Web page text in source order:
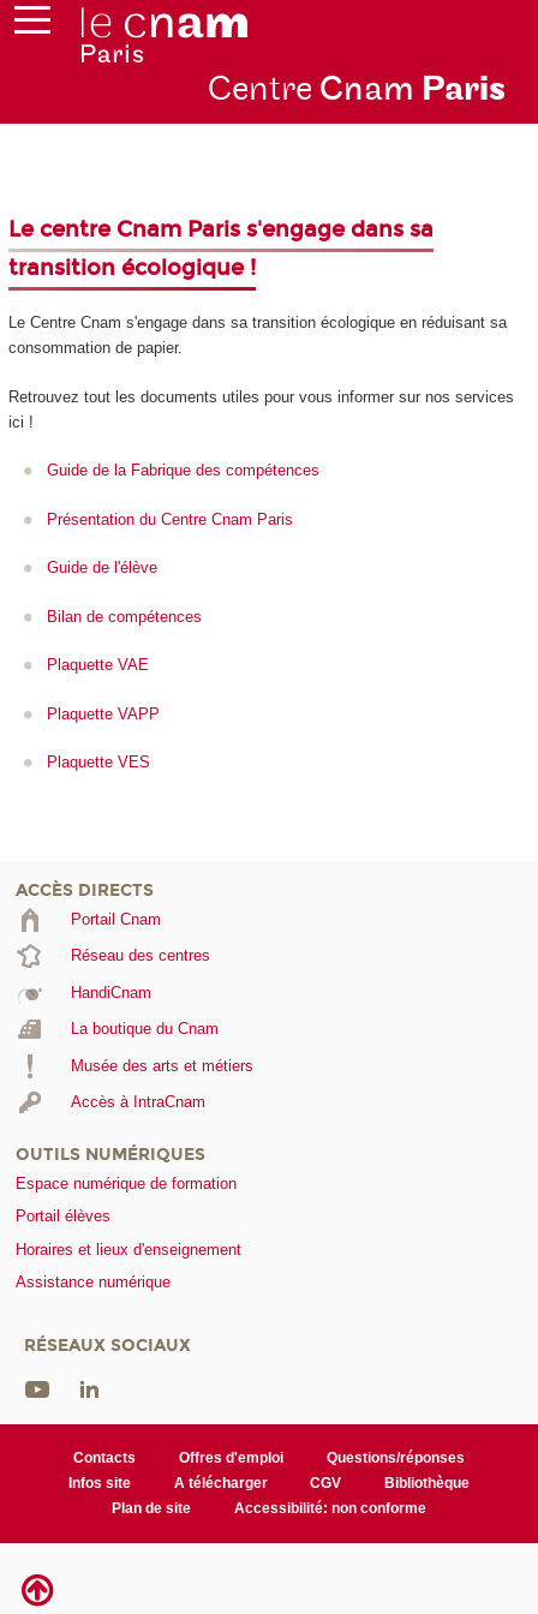
Centre Cnam Paris
Le centre Cnam Paris s'engage dans sa
transition écologique !
Le Centre Cnam s'engage dans sa transition écologique en réduisant sa
consommation de papier.
Retrouvez tout les documents utiles pour vous informer sur nos services
ici !
Guide de la Fabrique des compétences
Présentation du Centre Cnam Paris
Guide de l'élève
Bilan de compétences
Plaquette VAE
Plaquette VAPP
Plaquette VES
ACCÈS DIRECTS
Portail Cnam
Réseau des centres
HandiCnam
La boutique du Cnam
Musée des arts et métiers
Accès à IntraCnam
OUTILS NUMÉRIQUES
Espace numérique de formation
Portail élèves
Horaires et lieux d'enseignement
Assistance numérique
RÉSEAUX SOCIAUX
Contacts Offres d'emploi
Questions/réponses
Infos site
A télécharger CGV
Bibliothèque
Plan de site
Accessibilité: non conforme